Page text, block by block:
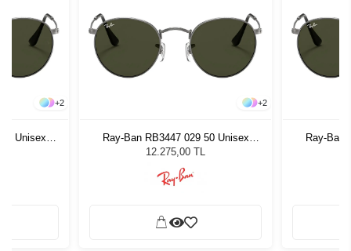
+2
Unisex
+2
Ray-Ban RB3447 029 50 Unisex
Güneş Gözlüğü
12.275,00 TL
Ray-Ban